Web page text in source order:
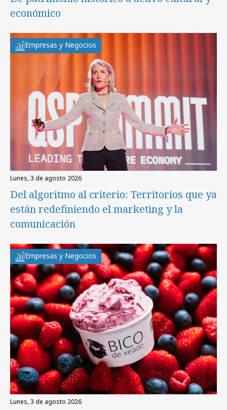
económico
Empresas y Negocios
lunes, 3 de agosto 2026
Del algoritmo al criterio: Territorios que ya
están redefiniendo el marketing y la
comunicación
Empresas y Negocios
lunes, 3 de agosto 2026